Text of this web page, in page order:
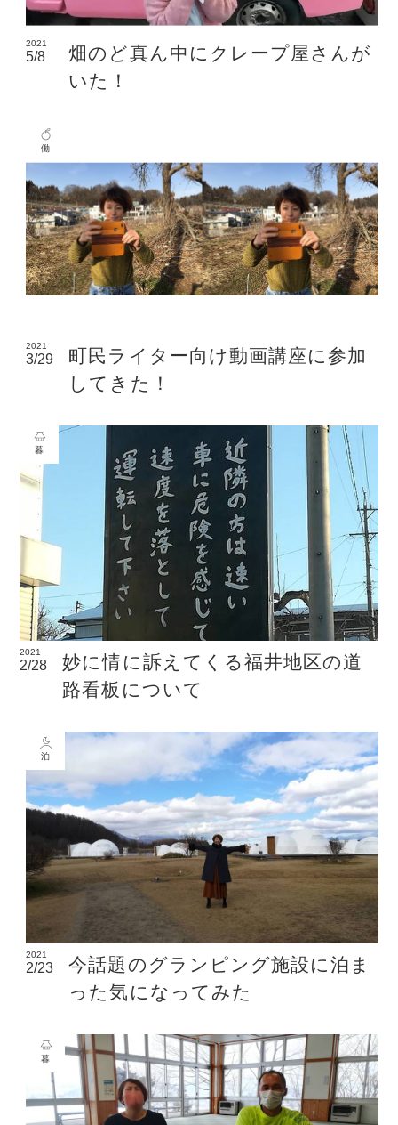
2021
5/8
畑のど真ん中にクレープ屋さんが
いた！
2021
3/29
町民ライター向け動画講座に参加
してきた！
働
2021
2/28
妙に情に訴えてくる福井地区の道
路看板について
暮
2021
2/23
今話題のグランピング施設に泊ま
った気になってみた
泊
暮